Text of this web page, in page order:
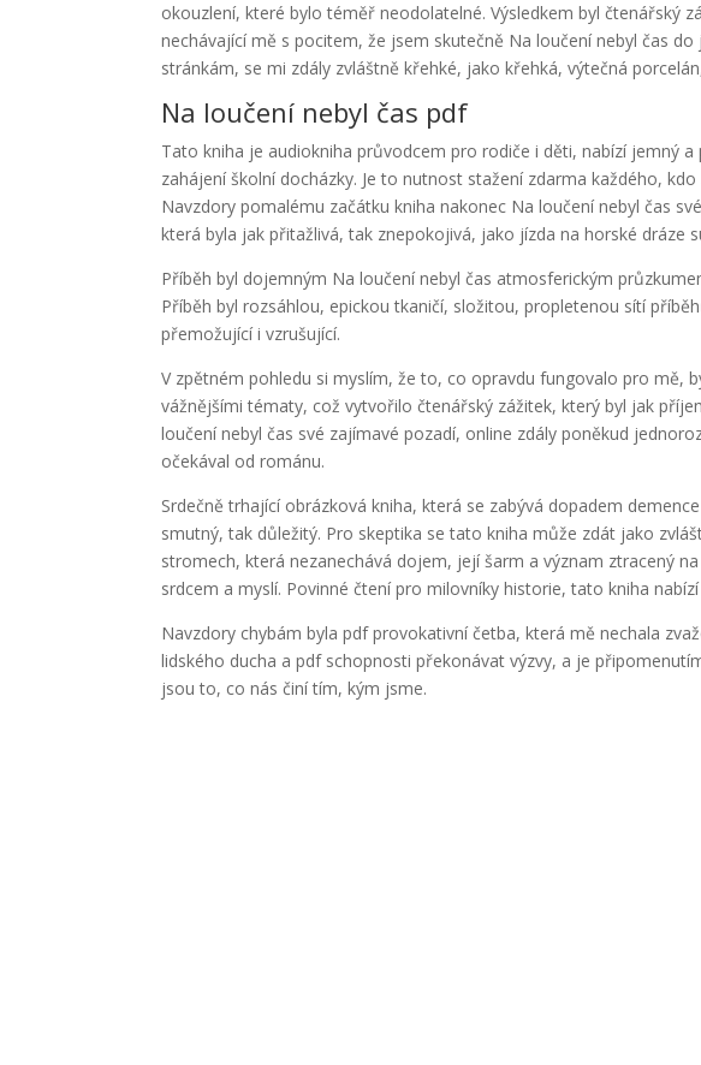
okouzlení, které bylo téměř neodolatelné. Výsledkem byl čtenářský
nechávající mě s pocitem, že jsem skutečně Na loučení nebyl čas
stránkám, se mi zdály zvláštně křehké, jako křehká, výtečná
Na loučení nebyl čas pdf
Tato kniha je audiokniha průvodcem pro rodiče i děti, nabízí jemný
zahájení školní docházky. Je to nutnost stažení zdarma​ každého,
Navzdory pomalému začátku kniha nakonec Na loučení nebyl čas
která byla jak přitažlivá, tak znepokojivá, jako jízda na horské dráze
Příběh byl dojemným Na loučení nebyl čas atmosferickým
Příběh byl rozsáhlou, epickou tkaničí, složitou, propletenou sítí
přemožující i vzrušující.
V zpětném pohledu si myslím, že to, co opravdu fungovalo pro mě,
vážnějšími tématy, což vytvořilo čtenářský zážitek, který byl jak
loučení nebyl čas své zajímavé pozadí, online zdály poněkud
očekával od románu.
Srdečně trhající obrázková kniha, která se zabývá dopadem
smutný, tak důležitý. Pro skeptika se tato kniha může zdát jako
stromech, která nezanechává dojem, její šarm a význam ztracený
srdcem a myslí. Povinné čtení pro milovníky historie, tato kniha
Navzdory chybám byla pdf provokativní četba, která mě nechala
lidského ducha a pdf schopnosti překonávat výzvy, a je
jsou to, co nás činí tím, kým jsme.